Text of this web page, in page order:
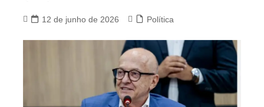
12 de junho de 2026 Política